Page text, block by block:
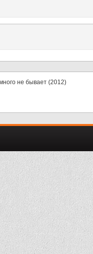
не бывает (2012)